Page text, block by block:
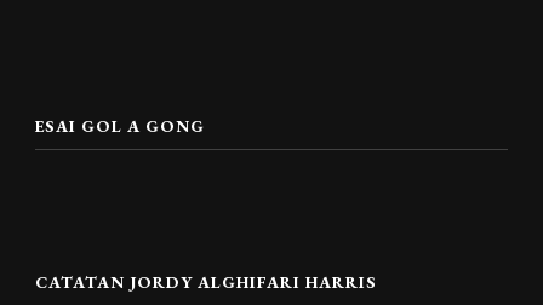
ESAI GOL A GONG
CATATAN JORDY ALGHIFARI HARRIS